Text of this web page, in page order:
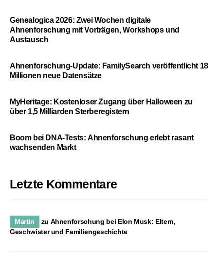
Genealogica 2026: Zwei Wochen digitale
Ahnenforschung mit Vorträgen, Workshops und
Austausch
Ahnenforschung-Update: FamilySearch veröffentlicht 18
Millionen neue Datensätze
MyHeritage: Kostenloser Zugang über Halloween zu
über 1,5 Milliarden Sterberegistern
Boom bei DNA-Tests: Ahnenforschung erlebt rasant
wachsenden Markt
Letzte Kommentare
Martin zu Ahnenforschung bei Elon Musk: Eltern,
Geschwister und Familiengeschichte